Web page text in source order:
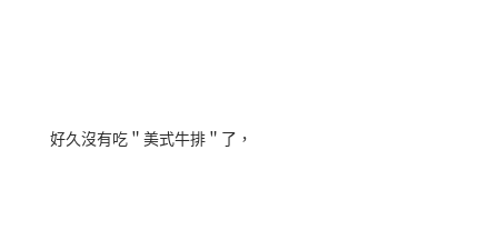
好久沒有吃＂美式牛排＂了，